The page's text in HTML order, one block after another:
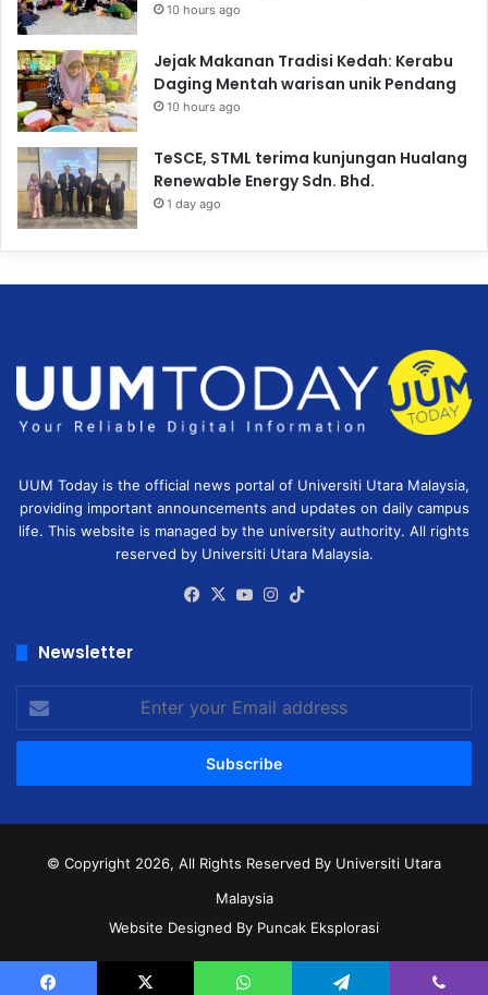
10 hours ago
Jejak Makanan Tradisi Kedah: Kerabu
Daging Mentah warisan unik Pendang
10 hours ago
TeSCE, STML terima kunjungan Hualang
Renewable Energy Sdn. Bhd.
1 day ago
UUM Today is the official news portal of Universiti Utara Malaysia,
providing important announcements and updates on daily campus
life. This website is managed by the university authority. All rights
reserved by Universiti Utara Malaysia.
Facebook
X YouTubeInstagram
Newsletter
your
Email
© Copyright 2026, All Rights Reserved By Universiti Utara
Malaysia
Website Designed By Puncak Eksplorasi